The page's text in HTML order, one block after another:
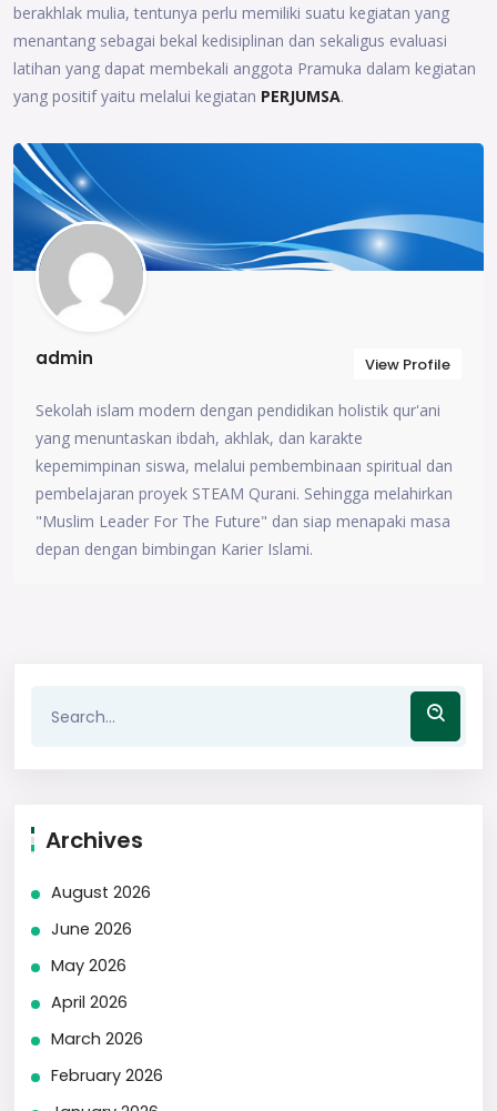
berakhlak mulia, tentunya perlu memiliki suatu kegiatan yang
menantang sebagai bekal kedisiplinan dan sekaligus evaluasi
latihan yang dapat membekali anggota Pramuka dalam kegiatan
yang positif yaitu melalui kegiatan PERJUMSA.
admin View Profile
Sekolah islam modern dengan pendidikan holistik qur'ani
yang menuntaskan ibdah, akhlak, dan karakte
kepemimpinan siswa, melalui pembembinaan spiritual dan
pembelajaran proyek STEAM Qurani. Sehingga melahirkan
"Muslim Leader For The Future" dan siap menapaki masa
depan dengan bimbingan Karier Islami.
Archives
August 2026
June 2026
May 2026
April 2026
March 2026
February 2026